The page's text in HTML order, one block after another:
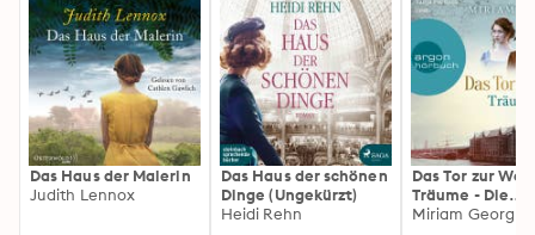
Das Haus der Malerin
Judith Lennox
Das Haus der schönen
Dinge (Ungekürzt)
Heidi Rehn
Das Tor zur
Träume - Die
Hamburger
Miriam Georg